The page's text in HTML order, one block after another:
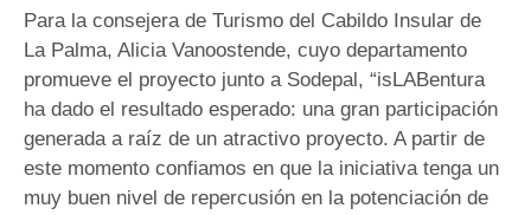
Para la consejera de Turismo del Cabildo Insular de
La Palma, Alicia Vanoostende, cuyo departamento
promueve el proyecto junto a Sodepal, “isLABentura
ha dado el resultado esperado: una gran participación
generada a raíz de un atractivo proyecto. A partir de
este momento confiamos en que la iniciativa tenga un
muy buen nivel de repercusión en la potenciación de